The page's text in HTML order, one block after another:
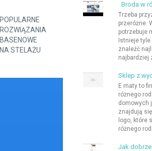
POPULARNE
ROZWIĄZANIA
BASENOWE
NA STELAŻU
Broda w
Trzeba
przeróżne.
potrzebuje
Istnieje
znaleźć
najbardziej
Sklep z
E maty to
różnego
domowych
znajdują
logo, które
różnego
Jak